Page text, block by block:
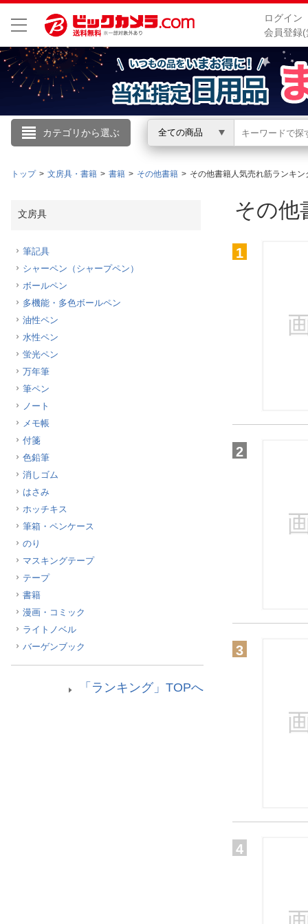
ログイン
会員登録
カテゴリから選ぶ 全ての商品
こんにちは
ログイン
お買いもの履歴
閲覧履歴
トップ 文房具・書籍 書籍 その他書籍 その他書籍人気売れ筋ランキン
文房具
筆記具
シャーペン（シャープペン）
ボールペン
多機能・多色ボールペン
油性ペン
水性ペン
蛍光ペン
万年筆
筆ペン
ノート
メモ帳
付箋
色鉛筆
消しゴム
はさみ
ホッチキス
筆箱・ペンケース
のり
マスキングテープ
テープ
書籍
漫画・コミック
ライトノベル
バーゲンブック
「ランキング」TOPへ
その他
1
2
3
4